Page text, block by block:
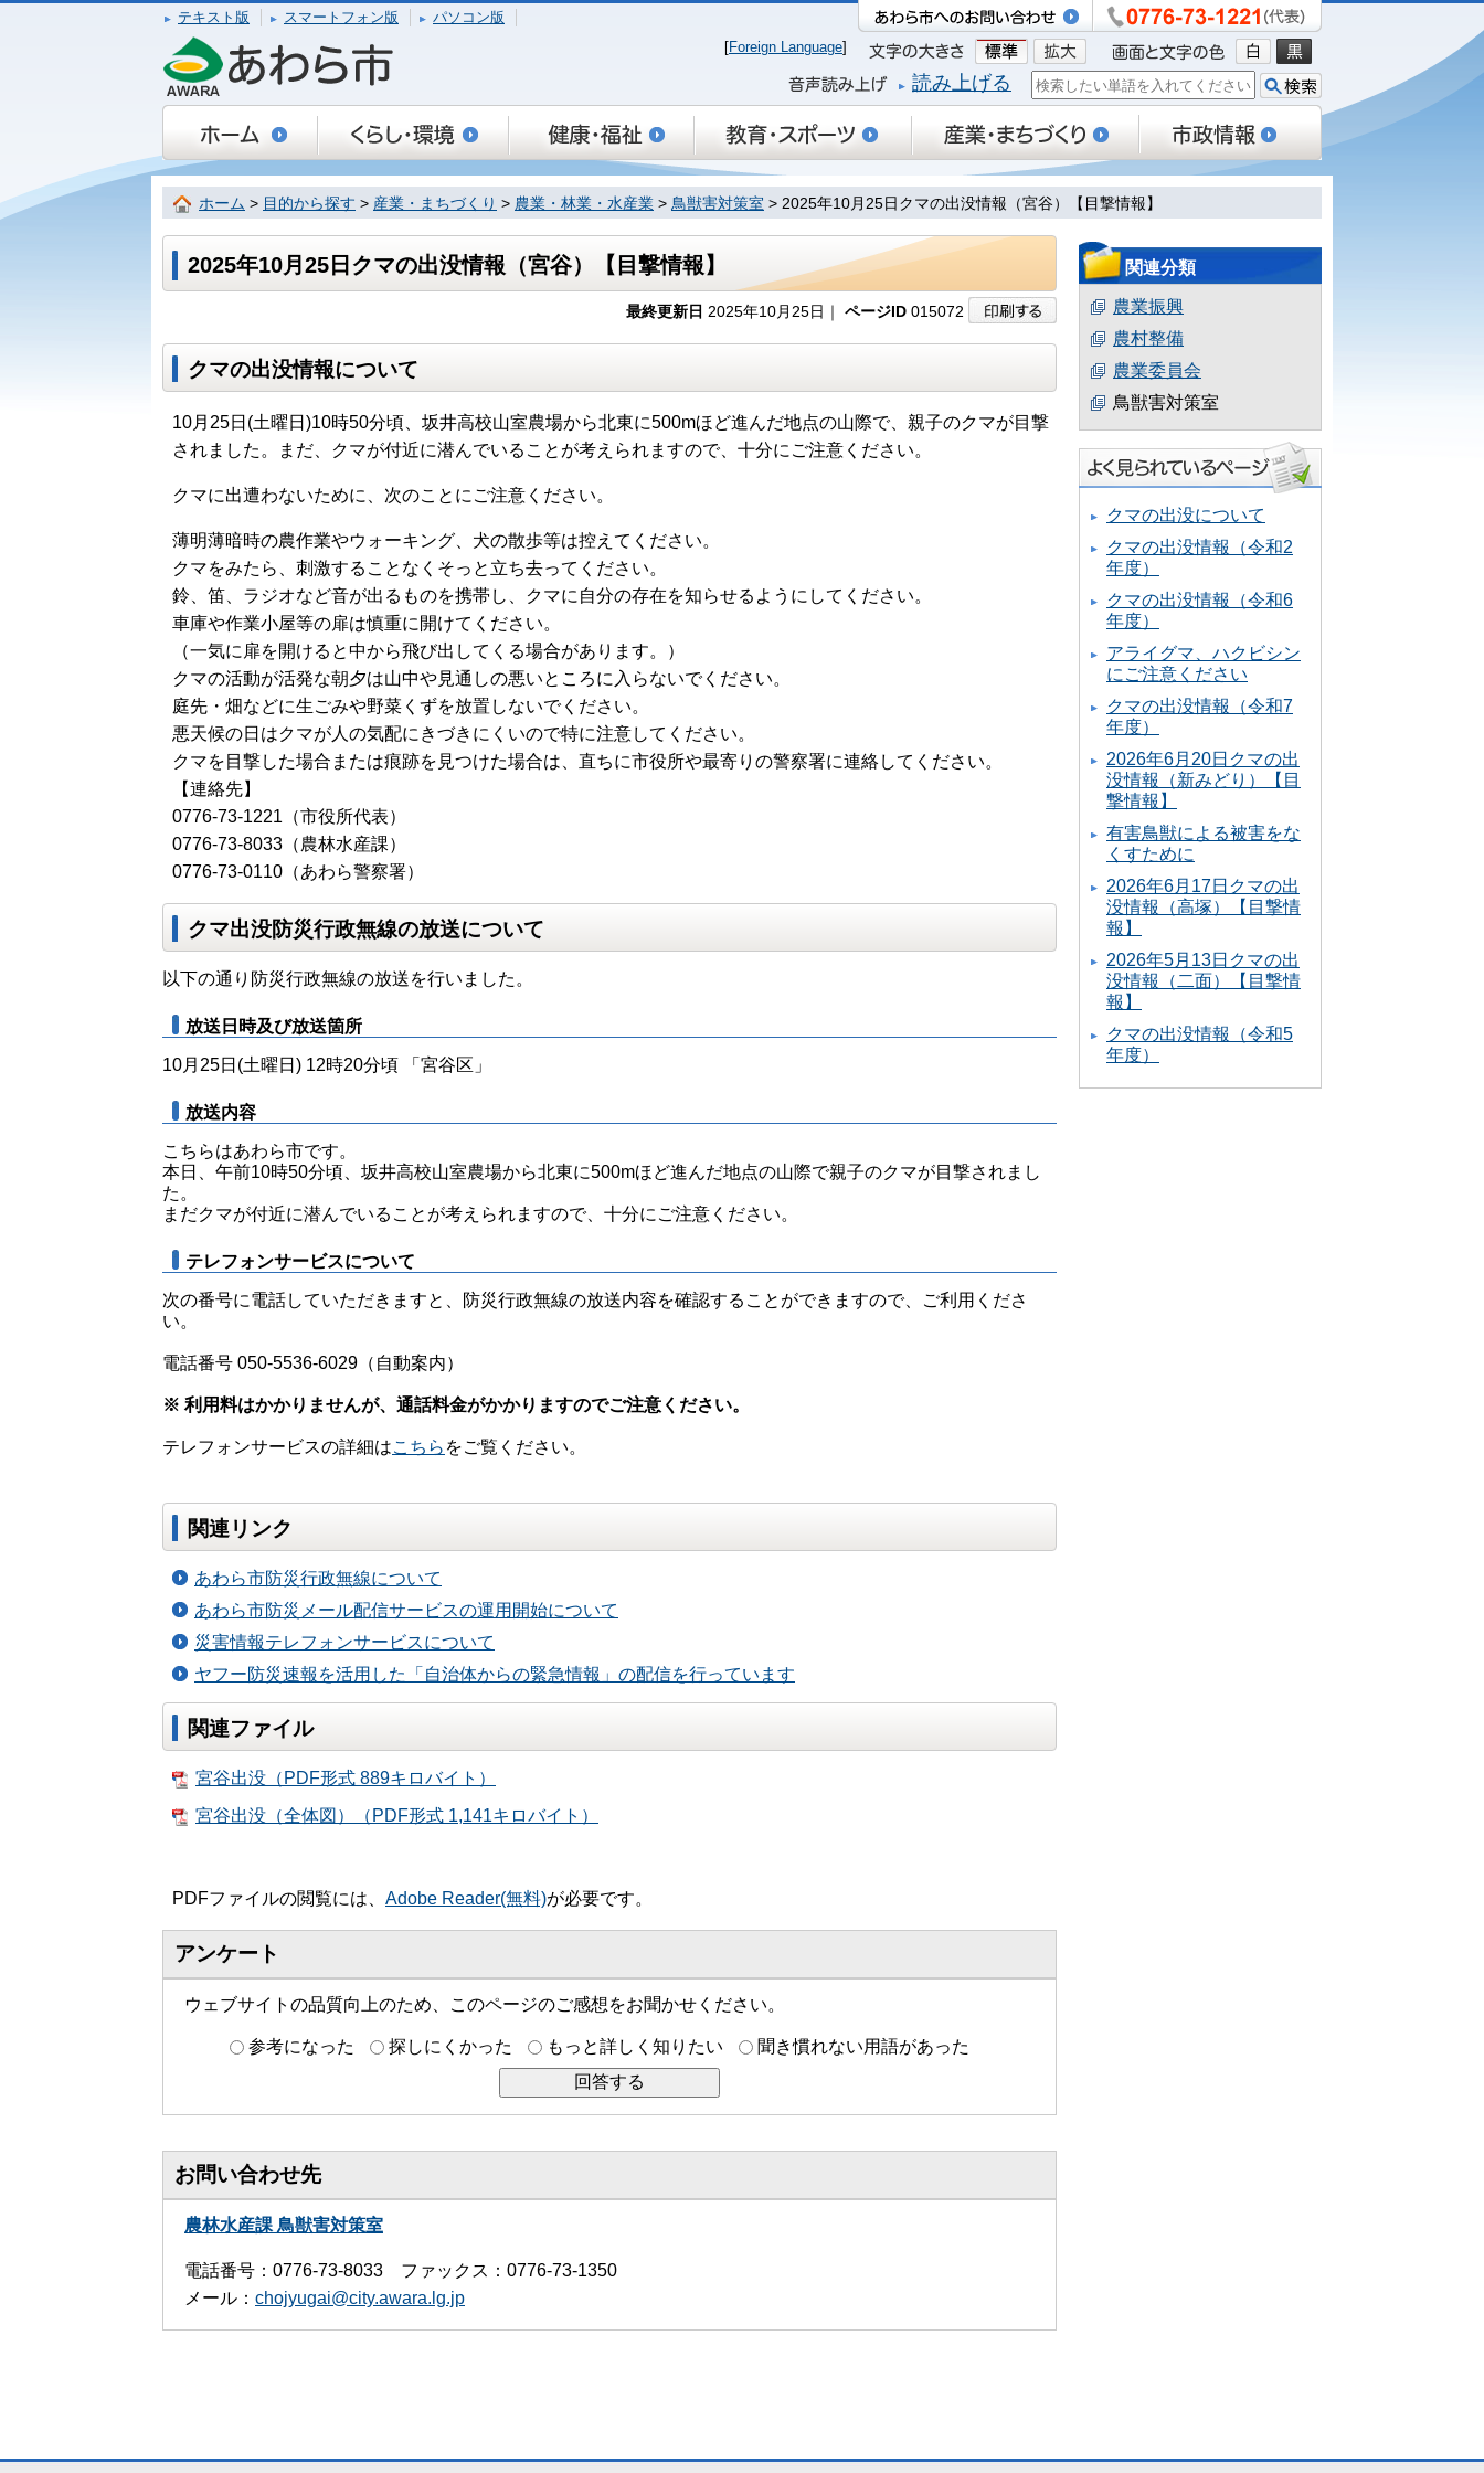
テキスト版 スマートフォン版
パソコン版
[Foreign Language]
読み上げる
ホーム > 目的から探す > 産業・まちづくり > 農業・林業・水産業 > 鳥獣害対策室 > 2025年10月25日クマの出没情報（宮谷）【目撃情報】
2025年10月25日クマの出没情報（宮谷）【目撃情報】
最終更新日 2025年10月25日｜ ページID 015072
クマの出没情報について
10月25日(土曜日)10時50分頃、坂井高校山室農場から北東に500mほど進んだ地点の山際で、親子のクマが目撃
されました。まだ、クマが付近に潜んでいることが考えられますので、十分にご注意ください。
クマに出遭わないために、次のことにご注意ください。
薄明薄暗時の農作業やウォーキング、犬の散歩等は控えてください。
クマをみたら、刺激することなくそっと立ち去ってください。
鈴、笛、ラジオなど音が出るものを携帯し、クマに自分の存在を知らせるようにしてください。
車庫や作業小屋等の扉は慎重に開けてください。
（一気に扉を開けると中から飛び出してくる場合があります。）
クマの活動が活発な朝夕は山中や見通しの悪いところに入らないでください。
庭先・畑などに生ごみや野菜くずを放置しないでください。
悪天候の日はクマが人の気配にきづきにくいので特に注意してください。
クマを目撃した場合または痕跡を見つけた場合は、直ちに市役所や最寄りの警察署に連絡してください。
【連絡先】
0776-73-1221（市役所代表）
0776-73-8033（農林水産課）
0776-73-0110（あわら警察署）
クマ出没防災行政無線の放送について
以下の通り防災行政無線の放送を行いました。
放送日時及び放送箇所
10月25日(土曜日) 12時20分頃 「宮谷区」
放送内容
こちらはあわら市です。
本日、午前10時50分頃、坂井高校山室農場から北東に500mほど進んだ地点の山際で親子のクマが目撃されまし
た。
まだクマが付近に潜んでいることが考えられますので、十分にご注意ください。
テレフォンサービスについて
次の番号に電話していただきますと、防災行政無線の放送内容を確認することができますので、ご利用くださ
い。
電話番号 050-5536-6029（自動案内）
※ 利用料はかかりませんが、通話料金がかかりますのでご注意ください。
テレフォンサービスの詳細はこちら をご覧ください。
関連リンク
あわら市防災行政無線について
あわら市防災メール配信サービスの運用開始について
災害情報テレフォンサービスについて
ヤフー防災速報を活用した「自治体からの緊急情報」の配信を行っています
関連ファイル
宮谷出没（PDF形式 889キロバイト）
宮谷出没（全体図）（PDF形式 1,141キロバイト）
PDFファイルの閲覧には、 Adobe Reader(無料)が必要です。
アンケート
ウェブサイトの品質向上のため、このページのご感想をお聞かせください。
参考になった 探しにくかった もっと詳しく知りたい 聞き慣れない用語があった
お問い合わせ先
農林水産課 鳥獣害対策室
電話番号：0776-73-8033 ファックス：0776-73-1350
メール： chojyugai@city.awara.lg.jp
関連分類
農業振興
農村整備
農業委員会
鳥獣害対策室
クマの出没について
クマの出没情報（令和2
年度）
クマの出没情報（令和6
年度）
アライグマ、ハクビシン
にご注意ください
クマの出没情報（令和7
年度）
2026年6月20日クマの出
没情報（新みどり）【目
撃情報】
有害鳥獣による被害をな
くすために
2026年6月17日クマの出
没情報（高塚）【目撃情
報】
2026年5月13日クマの出
没情報（二面）【目撃情
報】
クマの出没情報（令和5
年度）